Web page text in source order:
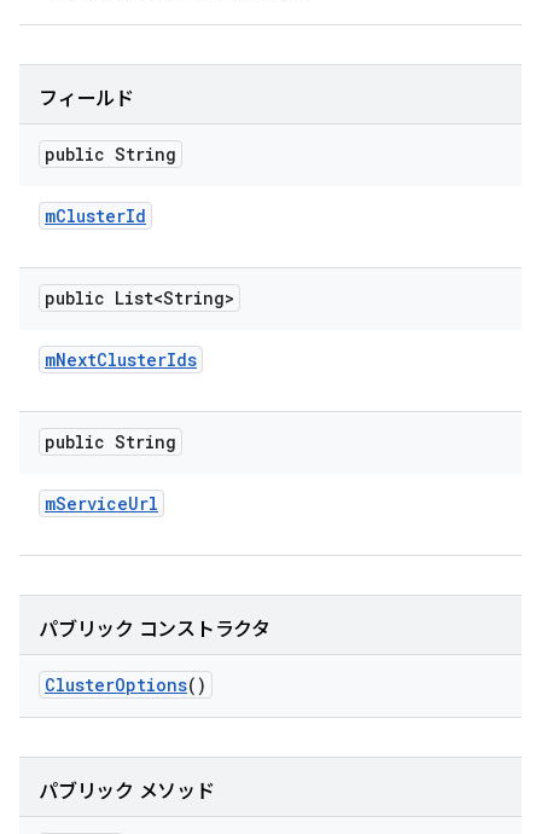
フィールド
public String
mClusterId
public List<String>
mNextClusterIds
public String
mServiceUrl
パブリック コンストラクタ
ClusterOptions()
パブリック メソッド